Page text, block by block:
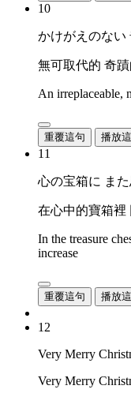
10
かけがえのない
無可取代的 奇
An irreplaceable,
重覆這句 播放
11
心の宝箱に ま
在心中的寶箱裡
In the treasure
increase
重覆這句 播放
12
Very Merry
Very Merry